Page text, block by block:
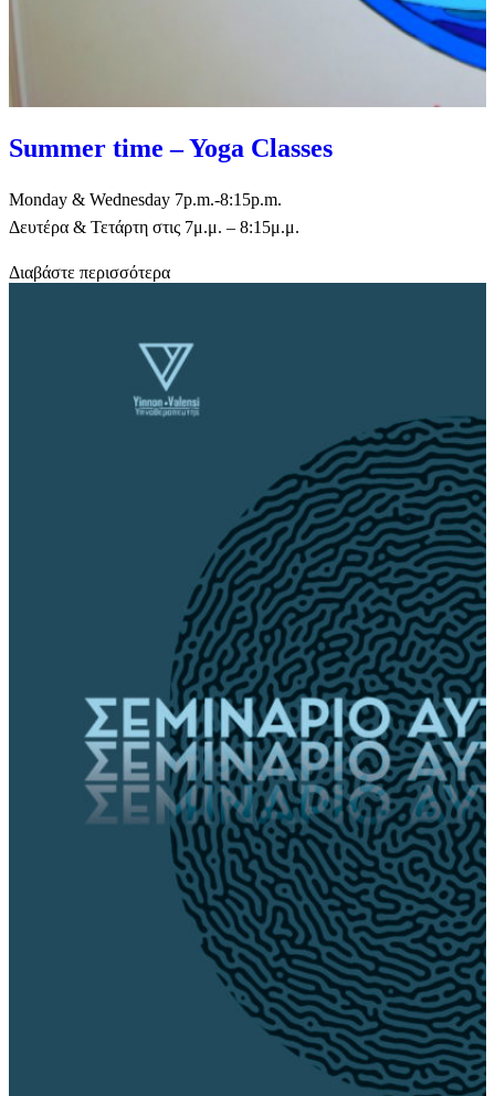
Summer time – Yoga Classes
Monday & Wednesday 7p.m.-8:15p.m.
Δευτέρα & Τετάρτη στις 7μ.μ. – 8:15μ.μ.
Διαβάστε περισσότερα